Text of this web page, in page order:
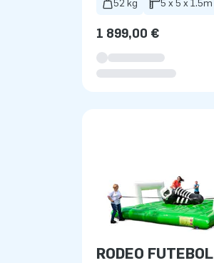
52 kg 5 x 5 x 1.5m
1 899,00 €
RODEO FUTEBOL